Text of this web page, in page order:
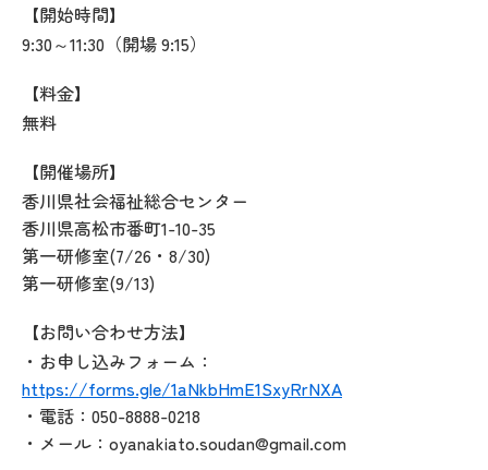
【開始時間】
9:30～11:30（開場 9:15）
【料金】
無料
【開催場所】
香川県社会福祉総合センター
香川県高松市番町1-10-35
第一研修室(7/26・8/30)
第一研修室(9/13)
【お問い合わせ方法】
・お申し込みフォーム：
https://forms.gle/1aNkbHmE1SxyRrNXA
・電話：050-8888-0218
・メール：oyanakiato.soudan@gmail.com